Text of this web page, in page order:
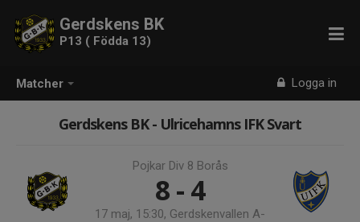
Matcher Logga in
Gerdskens BK
P13 ( Födda 13)
Gerdskens BK - Ulricehamns IFK Svart
Pojkar Div 8 Borås
8 - 4
17 maj, 15:30, Gerdskenvallen A-